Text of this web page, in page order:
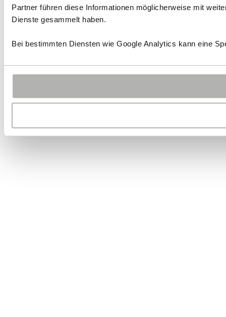
Partner führen diese Informationen möglicherweise mit
Dienste gesammelt haben.
Bei bestimmten Diensten wie Google Analytics kann eine